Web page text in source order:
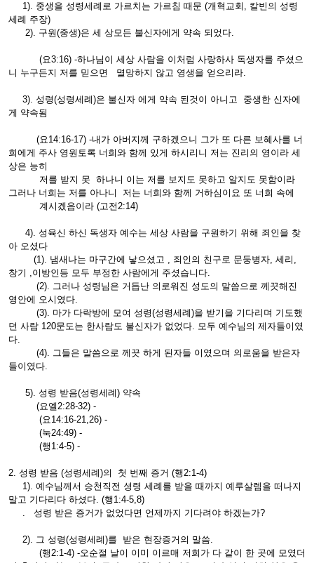
1). 중생을 성령세례로 가르치는 가르침 때문 (개혁교회, 칼빈의 성령
세례 주장)
2). 구원(중생)은 세 상모든 불신자에게 약속 되었다.
(요3:16) -하나님이 세상 사람을 이처럼 사랑하사 독생자를 주셨으
니 누구든지 저를 믿으면 멸망하지 않고 영생을 얻으리라.
3). 성령(성령세례)은 불신자 에게 약속 된것이 아니고 중생한 신자에
게 약속됨
(요14:16-17) -내가 아버지께 구하겠으니 그가 또 다른 보혜사를 너
희에게 주사 영원토록 너희와 함께 있게 하시리니 저는 진리의 영이라 세
상은 능히
저를 받지 못 하나니 이는 저를 보지도 못하고 알지도 못함이라
그러나 너희는 저를 아나니 저는 너희와 함께 거하심이요 또 너희 속에
계시겠음이라 (고전2:14)
4). 성육신 하신 독생자 예수는 세상 사람을 구원하기 위해 죄인을 찾
아 오셨다
(1). 냄새나는 마구간에 낳으셨고 , 죄인의 친구로 문둥병자, 세리,
창기 ,이방인등 모두 부정한 사람에게 주셨습니다.
(2). 그러나 성령님은 거듭난 의로워진 성도의 말씀으로 께끗해진
영안에 오시였다.
(3). 마가 다락방에 모여 성령(성령세례)을 받기을 기다리며 기도했
던 사람 120문도는 한사람도 불신자가 없었다. 모두 예수님의 제자들이였
다.
(4). 그들은 말씀으로 께끗 하게 된자들 이였으며 의로움을 받은자
들이였다.
5). 성령 받음(성령세례) 약속
(요엘2:28-32) -
(요14:16-21,26) -
(눅24:49) -
(행1:4-5) -
2. 성령 받음 (성령세례)의 첫 번째 증거 (행2:1-4)
1). 예수님께서 승천직전 셩령 세례를 받을 때까지 예루살렘을 떠나지
말고 기다리다 하셨다. (행1:4-5,8)
. 성령 받은 증거가 없었다면 언제까지 기다려야 하겠는가?
2). 그 성령(성령세례)를 받은 현장증거의 말씀.
(행2:1-4) -오순절 날이 이미 이르매 저희가 다 같이 한 곳에 모였더